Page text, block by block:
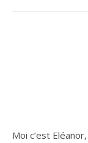
Moi c’est